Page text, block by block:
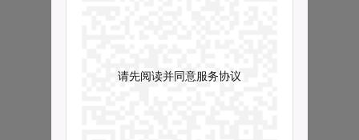
请先阅读并同意服务协议